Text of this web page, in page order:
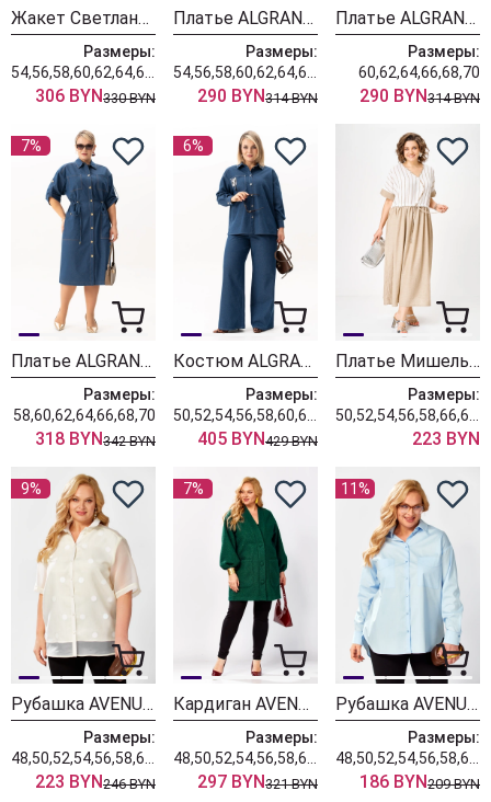
Жакет Светлана-Стиль 1951 молочный
Размеры:
306 BYN330 BYN
Платье ALGRANDA (Новелла Шарм) 4146
Размеры:
290 BYN314 BYN
Платье ALGRANDA (Новелла Шарм) 4145-с
Размеры:
60,62,64,66,68,70
290 BYN314 BYN
7%
Платье ALGRANDA (Новелла Шарм) 4138
Размеры:
58,60,62,64,66,68,70
318 BYN342 BYN
6%
Костюм ALGRANDA (Новелла Шарм) 4136
Размеры:
405 BYN429 BYN
Платье Мишель Шик 2181 бежевый
Размеры:
223 BYN
9%
Рубашка AVENUE 0352
Размеры:
223 BYN246 BYN
7%
Кардиган AVENUE 0351
Размеры:
297 BYN321 BYN
11%
Рубашка AVENUE 0343-1
Размеры:
186 BYN209 BYN